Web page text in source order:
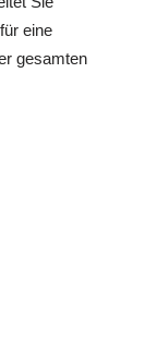
eine
gesamten